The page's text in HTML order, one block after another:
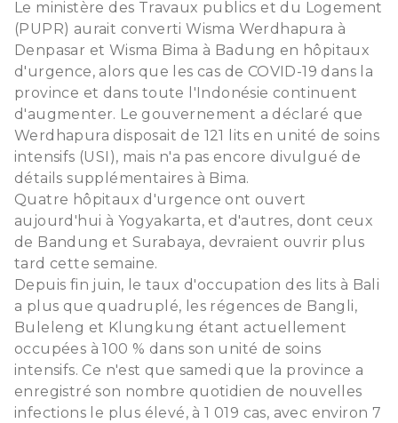
Le ministère des Travaux publics et du Logement
(PUPR) aurait converti Wisma Werdhapura à
Denpasar et Wisma Bima à Badung en hôpitaux
d'urgence, alors que les cas de COVID-19 dans la
province et dans toute l'Indonésie continuent
d'augmenter. Le gouvernement a déclaré que
Werdhapura disposait de 121 lits en unité de soins
intensifs (USI), mais n'a pas encore divulgué de
détails supplémentaires à Bima.
Quatre hôpitaux d'urgence ont ouvert
aujourd'hui à Yogyakarta, et d'autres, dont ceux
de Bandung et Surabaya, devraient ouvrir plus
tard cette semaine.
Depuis fin juin, le taux d'occupation des lits à Bali
a plus que quadruplé, les régences de Bangli,
Buleleng et Klungkung étant actuellement
occupées à 100 % dans son unité de soins
intensifs. Ce n'est que samedi que la province a
enregistré son nombre quotidien de nouvelles
infections le plus élevé, à 1 019 cas, avec environ 7